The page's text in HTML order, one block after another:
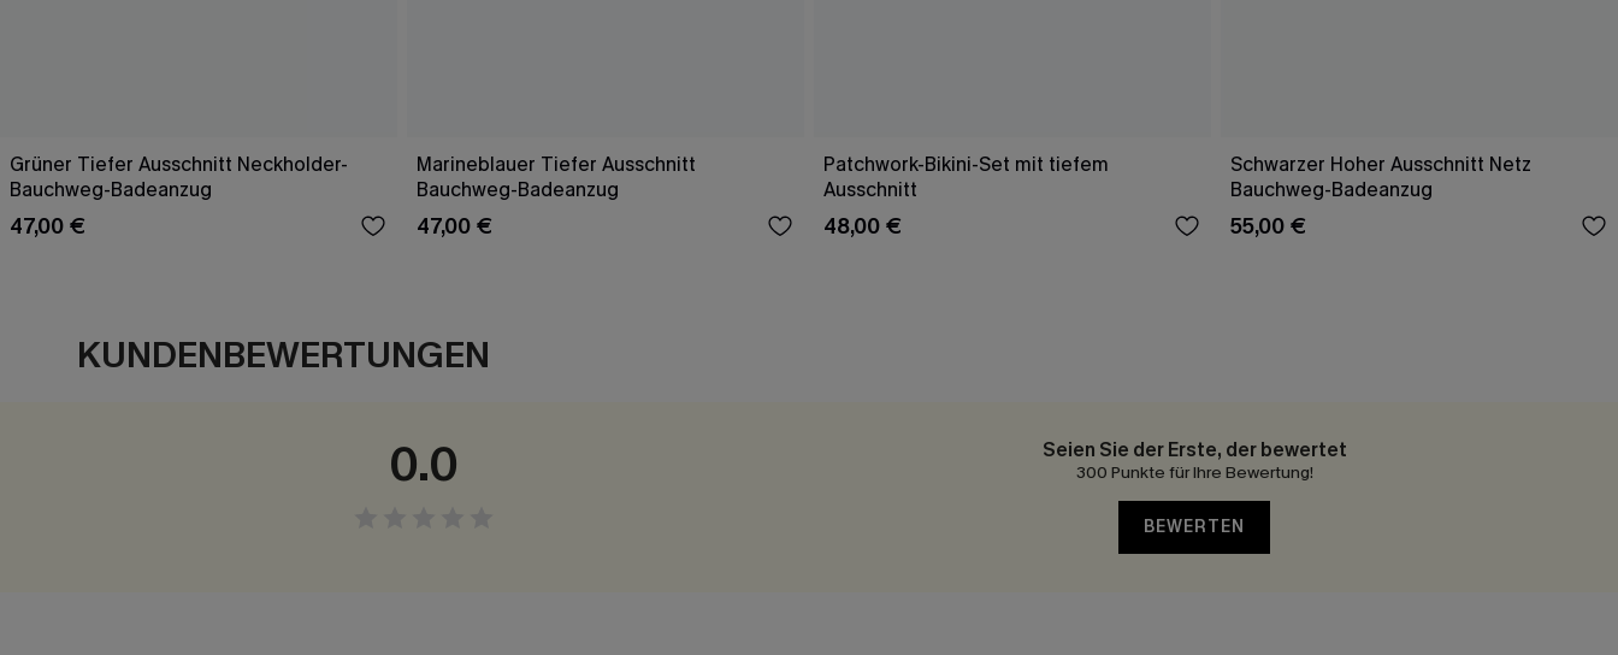
Grüner Tiefer Ausschnitt Neckholder-
Bauchweg-Badeanzug
47,00 €
Marineblauer Tiefer Ausschnitt
Bauchweg-Badeanzug
47,00 €
Patchwork-Bikini-Set mit tiefem
Ausschnitt
48,00 €
Schwarzer Hoher Ausschnitt Netz
Bauchweg-Badeanzug
55,00 €
KUNDENBEWERTUNGEN
0.0 Seien Sie der Erste, der bewertet
300 Punkte für Ihre Bewertung!
BEWERTEN